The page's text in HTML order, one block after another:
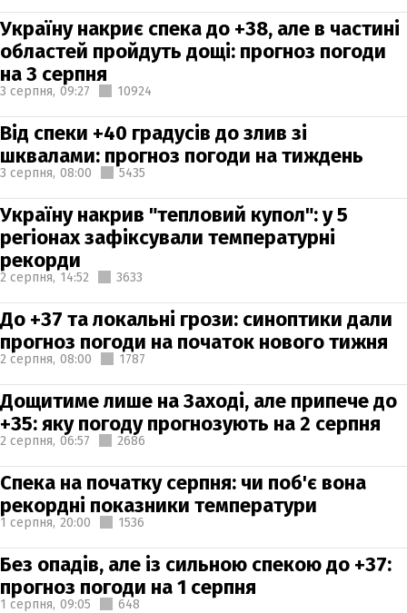
Україну накриє спека до +38, але в частині
областей пройдуть дощі: прогноз погоди
на 3 серпня
3 серпня, 09:27 10924
Від спеки +40 градусів до злив зі
шквалами: прогноз погоди на тиждень
3 серпня, 08:00 5435
Україну накрив "тепловий купол": у 5
регіонах зафіксували температурні
рекорди
2 серпня, 14:52 3633
До +37 та локальні грози: синоптики дали
прогноз погоди на початок нового тижня
2 серпня, 08:00 1787
Дощитиме лише на Заході, але припече до
+35: яку погоду прогнозують на 2 серпня
2 серпня, 06:57 2686
Спека на початку серпня: чи поб'є вона
рекордні показники температури
1 серпня, 20:00 1536
Без опадів, але із сильною спекою до +37:
прогноз погоди на 1 серпня
1 серпня, 09:05 648